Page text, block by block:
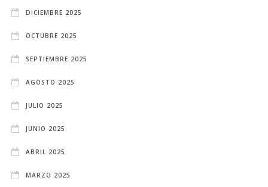
DICIEMBRE 2025
OCTUBRE 2025
SEPTIEMBRE 2025
AGOSTO 2025
JULIO 2025
JUNIO 2025
ABRIL 2025
MARZO 2025